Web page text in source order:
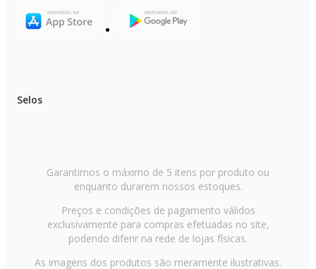
Selos
Garantimos o máximo de 5 itens por produto ou
enquanto durarem nossos estoques.
Preços e condições de pagamento válidos
exclusivamente para compras efetuadas no site,
podendo diferir na rede de lojas físicas.
As imagens dos produtos são meramente ilustrativas.